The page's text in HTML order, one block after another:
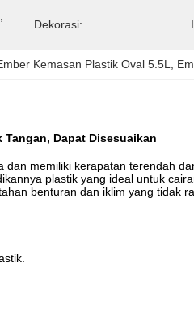
Dekorasi:
Kemasan Plastik Oval 5.5L
Tangan, Dapat Disesuaikan
memiliki kerapatan terendah
plastik yang ideal untuk
benturan dan iklim yang tidak